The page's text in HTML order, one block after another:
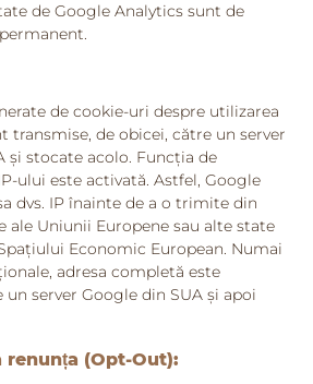
de Google Analytics sunt de
de cookie-uri despre utilizarea
transmise, de obicei, către un server
și stocate acolo. Funcția de
ului este activată. Astfel, Google
dvs. IP înainte de a o trimite din
ale Uniunii Europene sau alte state
Economic European. Numai
adresa completă este
server Google din SUA și apoi
(Opt-Out):